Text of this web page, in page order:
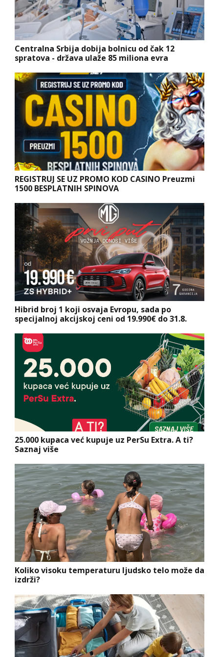
Centralna Srbija dobija bolnicu od čak 12
spratova - država ulaže 85 miliona evra
REGISTRUJ SE UZ PROMO KOD CASINO Preuzmi
1500 BESPLATNIH SPINOVA
Hibrid broj 1 koji osvaja Evropu, sada po
specijalnoj akcijskoj ceni od 19.990€ do 31.8.
25.000 kupaca već kupuje uz PerSu Extra. A ti?
Saznaj više
Koliko visoku temperaturu ljudsko telo može da
izdrži?